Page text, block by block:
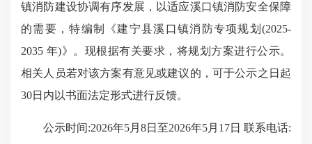
镇消防建设协调有序发展，以适应溪口镇消防安全保障
的需要，特编制《建宁县溪口镇消防专项规划(2025-
2035 年)》。现根据有关要求，将规划 方案进行公示。
相关人员若对该方案有意见或建议的，可于公示之日起
30日内以书面法定形式进行反馈。
公示时间:2026年5月8日至2026年5月17日 联系电话: